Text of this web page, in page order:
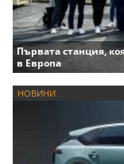
Първата станция,
в Европа
НОВИНИ